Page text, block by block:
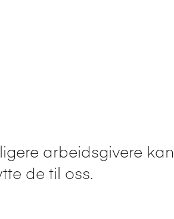
arbeidsgivere kan
de til oss.